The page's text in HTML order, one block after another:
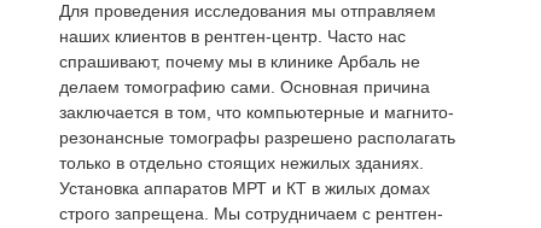
Для проведения исследования мы отправляем
наших клиентов в рентген-центр. Часто нас
спрашивают, почему мы в клинике Арбаль не
делаем томографию сами. Основная причина
заключается в том, что компьютерные и магнито-
резонансные томографы разрешено располагать
только в отдельно стоящих нежилых зданиях.
Установка аппаратов МРТ и КТ в жилых домах
строго запрещена. Мы сотрудничаем с рентген-